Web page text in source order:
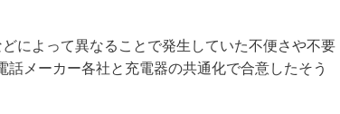
によって異なることで発生していた不便さや不要
メーカー各社と充電器の共通化で合意したそう